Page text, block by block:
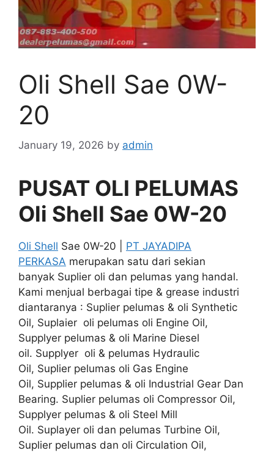
Oli Shell Sae 0W-
20
January 19, 2026 by admin
PUSAT OLI PELUMAS
Oli Shell Sae 0W-20
Oli Shell Sae 0W-20 | PT JAYADIPA
PERKASA merupakan satu dari sekian
banyak Suplier oli dan pelumas yang handal.
Kami menjual berbagai tipe & grease industri
diantaranya : Suplier pelumas & oli Synthetic
Oil, Suplaier oli pelumas oli Engine Oil,
Supplyer pelumas & oli Marine Diesel
oil. Supplyer oli & pelumas Hydraulic
Oil, Suplier pelumas oli Gas Engine
Oil, Supplier pelumas & oli Industrial Gear Dan
Bearing. Suplier pelumas oli Compressor Oil,
Supplyer pelumas & oli Steel Mill
Oil. Suplayer oli dan pelumas Turbine Oil,
Suplier pelumas dan oli Circulation Oil,